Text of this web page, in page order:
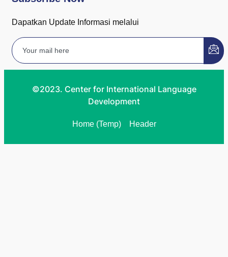
Dapatkan Update Informasi melalui
©2023. Center for International Language
Development
Home (Temp) Header